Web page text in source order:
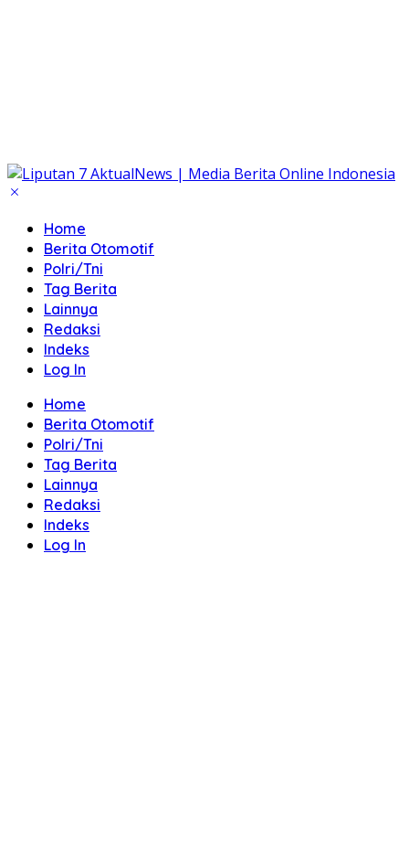
Home
Berita Otomotif
Polri/Tni
Tag Berita
Lainnya
Redaksi
Indeks
Log In
Home
Berita Otomotif
Polri/Tni
Tag Berita
Lainnya
Redaksi
Indeks
Log In